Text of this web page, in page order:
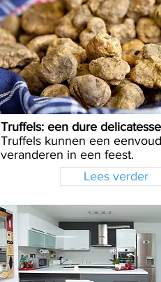
Truffels: een dure delicatesse
Truffels kunnen een
veranderen in een feest.
Lees verder